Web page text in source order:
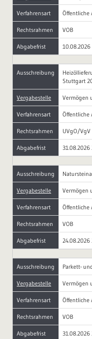
Verfahrensart Öffentliche
Rechtsrahmen VOB
Abgabefrist
Ausschreibung
Stuttgart
Vergabestelle Vermögen
Verfahrensart Öffentliche
Rechtsrahmen UVgO/VgV
Abgabefrist 31.08.2026
Ausschreibung
Vergabestelle Vermögen
Verfahrensart Öffentliche
Rechtsrahmen VOB
Abgabefrist 24.08.2026
Ausschreibung Parkett-
Vergabestelle Vermögen
Verfahrensart Öffentliche
Rechtsrahmen VOB
Abgabefrist 31.08.2026